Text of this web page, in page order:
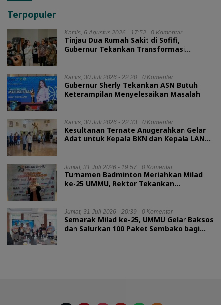
Terpopuler
Kamis, 6 Agustus 2026 - 17:52 0 Komentar
Tinjau Dua Rumah Sakit di Sofifi,
Gubernur Tekankan Transformasi
Kamis, 30 Juli 2026 - 22:20 0 Komentar
Gubernur Sherly Tekankan ASN Butuh
Keterampilan Menyelesaikan Masalah
Kamis, 30 Juli 2026 - 22:33 0 Komentar
Kesultanan Ternate Anugerahkan Gelar
Adat untuk Kepala BKN dan Kepala LAN
Jumat, 31 Juli 2026 - 19:57 0 Komentar
Turnamen Badminton Meriahkan Milad
ke-25 UMMU, Rektor Tekankan
Jumat, 31 Juli 2026 - 20:39 0 Komentar
Semarak Milad ke-25, UMMU Gelar Baksos
dan Salurkan 100 Paket Sembako bagi